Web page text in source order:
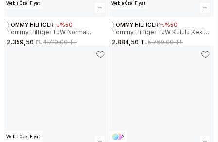
Web'e Özel Fiyat
TOMMY HILFIGER %50
Tommy Hilfiger TJW Normal
Kesim TJ Bayraklı Bisiklet Yaka
Kadın Beyaz Sweatshirt
2.359,50 TL4.719,00 TL
Web'e Özel Fiyat
TOMMY HILFIGER %50
Tommy Hilfiger TJW Kutulu Kesim
Tommy Aplikeli Bisiklet Yaka Kadın
Kırmızı Sweatshirt
2.884,50 TL5.769,00 TL
Web'e Özel Fiyat 2